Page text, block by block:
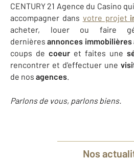
CENTURY 21 Agence du Casino
accompagner dans votre projet
acheter, louer ou faire
dernièresannonces immobilières
coups de coeur et faites une
rencontrer et d'effectuer une
de nos agences.
Parlons de vous, parlons biens.
Nos